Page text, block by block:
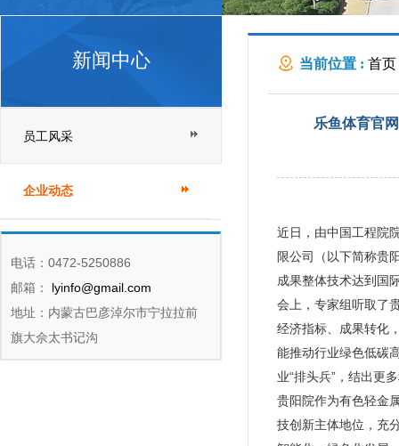
新闻中心
员工风采
企业动态
电话：0472-5250886
邮箱：
lyinfo@gmail.com
地址：内蒙古巴彦淖尔市宁拉拉前
旗大佘太书记沟
当前位置 : 首页
乐鱼体育官
近日，由中国工程院
限公司（以下简称贵
成果整体技术达到国
会上，专家组听取了
经济指标、成果转化
能推动行业绿色低碳
业“排头兵”，结出更
贵阳院作为有色轻金
技创新主体地位，充